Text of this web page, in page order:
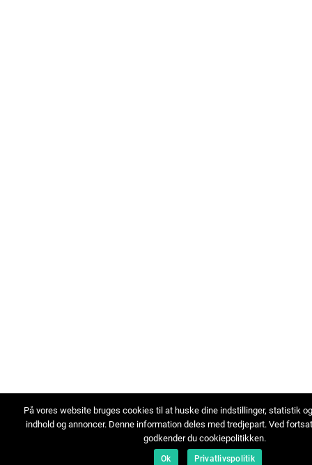
På vores website bruges cookies til at huske dine indstillinger, statistik
indhold og annoncer. Denne information deles med tredjepart. Ved
godkender du cookiepolitikken.
Ok Privatlivspolitik